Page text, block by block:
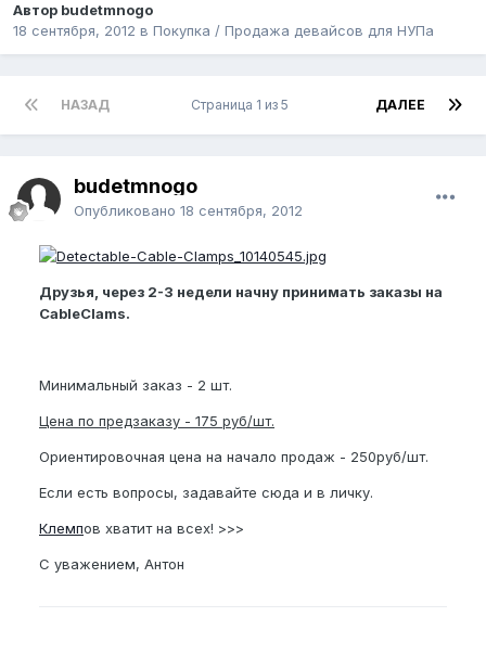
Автор budetmnogo
18 сентября, 2012 в Покупка / Продажа девайсов для НУПа
НАЗАД ДАЛЕЕ
Страница 1 из 5
budetmnogo
Опубликовано 18 сентября, 2012
Друзья, через 2-3 недели начну принимать заказы на
CableClams.
Минимальный заказ - 2 шт.
Цена по предзаказу - 175 руб/шт.
Ориентировочная цена на начало продаж - 250руб/шт.
Если есть вопросы, задавайте сюда и в личку.
Клемпов хватит на всех! >>>
С уважением, Антон